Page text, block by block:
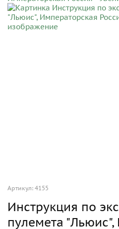
Артикул: 4155
Инструкция по
пулемета